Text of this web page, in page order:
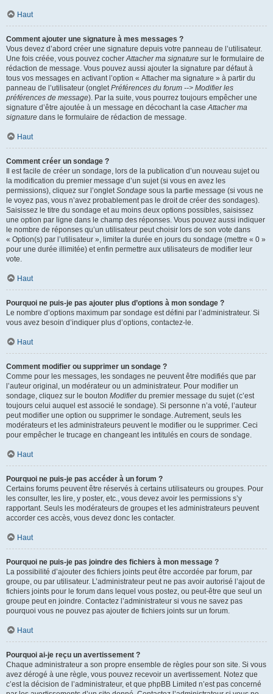
Haut
Comment ajouter une signature à mes messages ?
Vous devez d’abord créer une signature depuis votre panneau de l’utilisateur.
Une fois créée, vous pouvez cocherAttacher ma signature sur le formulaire de
rédaction de message. Vous pouvez aussi ajouter la signature par défaut à
tous vos messages en activant l’option « Attacher ma signature » à partir du
panneau de l’utilisateur (ongletPréférences du forum --> Modifier les
préférences de message). Par la suite, vous pourrez toujours empêcher une
signature d’être ajoutée à un message en décochant la caseAttacher ma
signature dans le formulaire de rédaction de message.
Haut
Comment créer un sondage ?
Il est facile de créer un sondage, lors de la publication d’un nouveau sujet ou
la modification du premier message d’un sujet (si vous en avez les
permissions), cliquez sur l’ongletSondage sous la partie message (si vous ne
le voyez pas, vous n’avez probablement pas le droit de créer des sondages).
Saisissez le titre du sondage et au moins deux options possibles, saisissez
une option par ligne dans le champ des réponses. Vous pouvez aussi indiquer
le nombre de réponses qu’un utilisateur peut choisir lors de son vote dans
« Option(s) par l’utilisateur », limiter la durée en jours du sondage (mettre « 0 »
pour une durée illimitée) et enfin permettre aux utilisateurs de modifier leur
vote.
Haut
Pourquoi ne puis-je pas ajouter plus d’options à mon sondage ?
Le nombre d’options maximum par sondage est défini par l’administrateur. Si
vous avez besoin d’indiquer plus d’options, contactez-le.
Haut
Comment modifier ou supprimer un sondage ?
Comme pour les messages, les sondages ne peuvent être modifiés que par
l’auteur original, un modérateur ou un administrateur. Pour modifier un
sondage, cliquez sur le bouton Modifierdu premier message du sujet (c’est
toujours celui auquel est associé le sondage). Si personne n’a voté, l’auteur
peut modifier une option ou supprimer le sondage. Autrement, seuls les
modérateurs et les administrateurs peuvent le modifier ou le supprimer. Ceci
pour empêcher le trucage en changeant les intitulés en cours de sondage.
Haut
Pourquoi ne puis-je pas accéder à un forum ?
Certains forums peuvent être réservés à certains utilisateurs ou groupes. Pour
les consulter, les lire, y poster, etc., vous devez avoir les permissions s’y
rapportant. Seuls les modérateurs de groupes et les administrateurs peuvent
accorder ces accès, vous devez donc les contacter.
Haut
Pourquoi ne puis-je pas joindre des fichiers à mon message ?
La possibilité d’ajouter des fichiers joints peut être accordée par forum, par
groupe, ou par utilisateur. L’administrateur peut ne pas avoir autorisé l’ajout de
fichiers joints pour le forum dans lequel vous postez, ou peut-être que seul un
groupe peut en joindre. Contactez l’administrateur si vous ne savez pas
pourquoi vous ne pouvez pas ajouter de fichiers joints sur un forum.
Haut
Pourquoi ai-je reçu un avertissement ?
Chaque administrateur a son propre ensemble de règles pour son site. Si vous
avez dérogé à une règle, vous pouvez recevoir un avertissement. Notez que
c’est la décision de l’administrateur, et que phpBB Limited n’est pas concerné